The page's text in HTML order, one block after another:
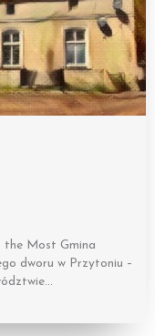
the Most Gmina
dworu w Przytoniu –